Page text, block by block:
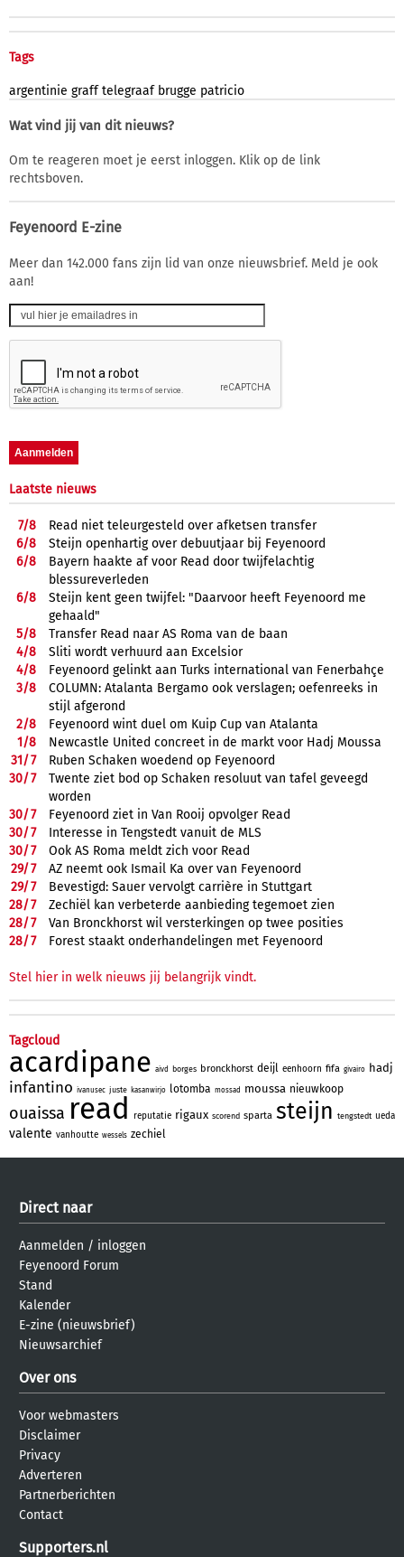
Tags
argentinie graff telegraaf brugge patricio
Wat vind jij van dit nieuws?
Om te reageren moet je eerst inloggen. Klik op de link
rechtsboven.
Feyenoord E-zine
Meer dan 142.000 fans zijn lid van onze nieuwsbrief. Meld je ook
aan!
Laatste nieuws
7/8
Read niet teleurgesteld over afketsen transfer
6/8
Steijn openhartig over debuutjaar bij Feyenoord
6/8
Bayern haakte af voor Read door twijfelachtig
blessureverleden
6/8
Steijn kent geen twijfel: "Daarvoor heeft Feyenoord me
gehaald"
5/8
Transfer Read naar AS Roma van de baan
4/8
Sliti wordt verhuurd aan Excelsior
4/8
Feyenoord gelinkt aan Turks international van Fenerbahçe
3/8
COLUMN: Atalanta Bergamo ook verslagen; oefenreeks in
stijl afgerond
2/8
Feyenoord wint duel om Kuip Cup van Atalanta
1/8
Newcastle United concreet in de markt voor Hadj Moussa
31/7
Ruben Schaken woedend op Feyenoord
30/7
Twente ziet bod op Schaken resoluut van tafel geveegd
worden
30/7
Feyenoord ziet in Van Rooij opvolger Read
30/7
Interesse in Tengstedt vanuit de MLS
30/7
Ook AS Roma meldt zich voor Read
29/7
AZ neemt ook Ismail Ka over van Feyenoord
29/7
Bevestigd: Sauer vervolgt carrière in Stuttgart
28/7
Zechiël kan verbeterde aanbieding tegemoet zien
28/7
Van Bronckhorst wil versterkingen op twee posities
28/7 Forest staakt onderhandelingen met Feyenoord
Stel hier in welk nieuws jij belangrijk vindt.
Tagcloud
acardipane aivd borges bronckhorst deijl eenhoorn fifa givairo hadj
infantino ivanusec juste kasanwirjo lotomba mossad moussa nieuwkoop
ouaissa read reputatie rigaux scorend sparta steijn tengstedt ueda
valente vanhoutte wessels zechiel
Direct naar
Aanmelden / inloggen
Feyenoord Forum
Stand
Kalender
E-zine (nieuwsbrief)
Nieuwsarchief
Over ons
Voor webmasters
Disclaimer
Privacy
Adverteren
Partnerberichten
Contact
Supporters.nl